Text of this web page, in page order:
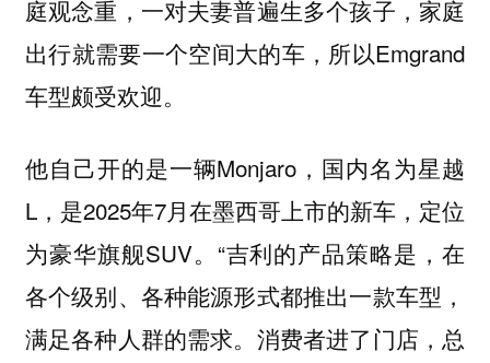
庭观念重，一对夫妻普遍生多个孩子，家庭
出行就需要一个空间大的车，所以Emgrand
车型颇受欢迎。
他自己开的是一辆Monjaro，国内名为星越
L，是2025年7月在墨西哥上市的新车，定位
为豪华旗舰SUV。“吉利的产品策略是，在
各个级别、各种能源形式都推出一款车型，
满足各种人群的需求。消费者进了门店，总